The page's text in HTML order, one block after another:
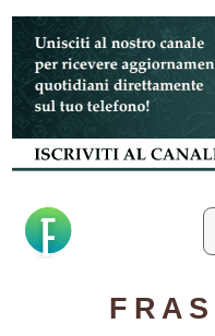
Vai
contenuto